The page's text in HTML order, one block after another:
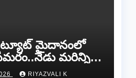
మైదానంలో
మరిన్ని
RIYAZVALI K